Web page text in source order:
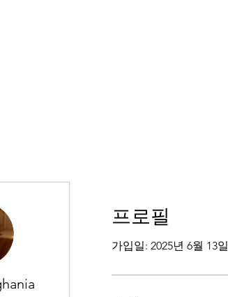
프로필
가입일: 2025년 6월 13일